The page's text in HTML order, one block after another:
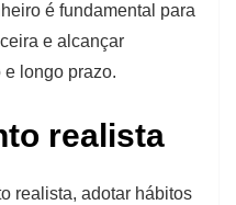
é fundamental para
e alcançar
longo prazo.
realista
realista, adotar hábitos